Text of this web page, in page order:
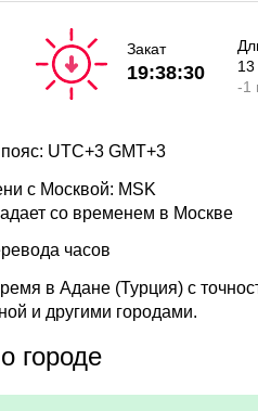
Закат
19:38:30
13
-1
UTC+3 GMT+3
с Москвой: MSK
со временем в Москве
часов
в Адане (Турция) с
и другими городами.
городе